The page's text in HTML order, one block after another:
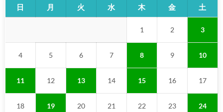
日 月 火 水 木 金 土
1 2 3
4 5 6 7 8 9 10
11 12 13 14 15 16 17
18 19 20 21 22 23 24